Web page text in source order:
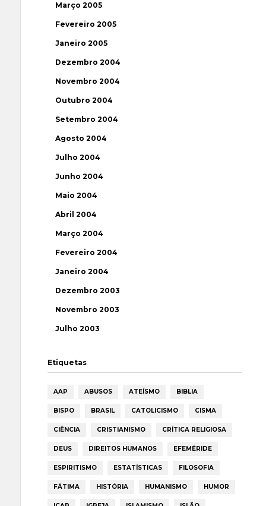
Março 2005
Fevereiro 2005
Janeiro 2005
Dezembro 2004
Novembro 2004
Outubro 2004
Setembro 2004
Agosto 2004
Julho 2004
Junho 2004
Maio 2004
Abril 2004
Março 2004
Fevereiro 2004
Janeiro 2004
Dezembro 2003
Novembro 2003
Julho 2003
Etiquetas
AAP ABUSOS ATEÍSMO BIBLIA
BISPO BRASIL CATOLICISMO CISMA
CIÊNCIA CRISTIANISMO CRÍTICA RELIGIOSA
DEUS DIREITOS HUMANOS EFEMÉRIDE
ESPIRITISMO ESTATÍSTICAS FILOSOFIA
FÁTIMA HISTÓRIA HUMANISMO HUMOR